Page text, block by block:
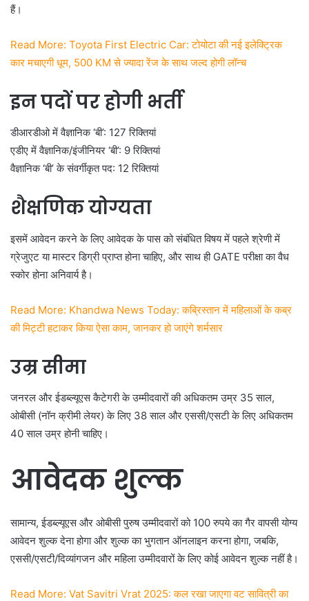
हैं।
Read More: Toyota First Electric Car: टोयोटा की नई इलेक्ट्रिक
कार मचाएगी धूम, 500 KM से ज्यादा रेंज के साथ जल्द होगी लॉन्च
इन पदों पर होगी भर्ती
डीआरडीओ में वैज्ञानिक ‘बी’: 127 रिक्तियां
एडीए में वैज्ञानिक/इंजीनियर ‘बी’: 9 रिक्तियां
वैज्ञानिक ‘बी’ के संवर्गीकृत पद: 12 रिक्तियां
शैक्षणिक योग्यता
इसमें आवेदन करने के लिए आवेदक के पास को संबंधित विषय में पहले श्रेणी में
ग्रेजुएट या मास्टर डिग्री प्राप्त होना चाहिए, और साथ ही GATE परीक्षा का वैध
स्कोर होना अनिवार्य है।
Read More: Khandwa News Today: कब्रिस्तान में महिलाओं के कब्र
की मिट्टी हटाकर किया ऐसा काम, जानकर हो जाएंगे शर्मसार
उम्र सीमा
जनरल और ईडब्ल्यूएस कैटेगरी के उम्मीदवारों की अधिकतम उम्र 35 साल,
ओबीसी (नॉन क्रीमी लेयर) के लिए 38 साल और एससी/एसटी के लिए अधिकतम
40 साल उम्र होनी चाहिए।
आवेदक शुल्क
सामान्य, ईडब्ल्यूएस और ओबीसी पुरुष उम्मीदवारों को 100 रुपये का गैर वापसी योग्य
आवेदन शुल्क देना होगा और शुल्क का भुगतान ऑनलाइन करना होगा, जबकि,
एससी/एसटी/दिव्यांगजन और महिला उम्मीदवारों के लिए कोई आवेदन शुल्क नहीं है।
Read More: Vat Savitri Vrat 2025: कल रखा जाएगा वट सावित्री का